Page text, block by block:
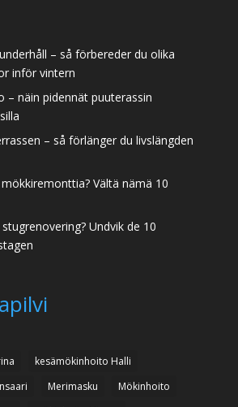
– så förbereder du olika
inför vintern
– näin pidennät puuterassin
– så förlänger du livslängden
Vältä nämä 10
Undvik de 10
kesämökinhoito Halli
Merimasku
Mökinhoito